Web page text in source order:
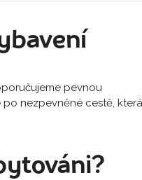
pevnou
nezpevněné cestě, která